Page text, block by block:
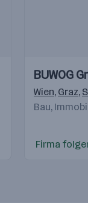
Praha 4-Michle,
Videos
Einblicke
Einblicke
BUWOG
Wien, Graz,
Bau,
Firma